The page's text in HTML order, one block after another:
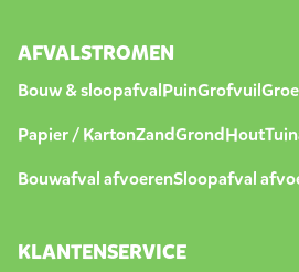
AFVALSTROMEN
Bouw & sloopafvalPuinGrofvuil
Papier / KartonZandGrondHout
Bouwafval afvoerenSloopafval
KLANTENSERVICE